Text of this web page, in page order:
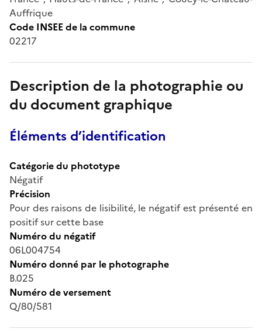
Auffrique
Code INSEE de la commune
02217
Description de la photographie ou
du document graphique
Éléments d’identification
Catégorie du phototype
Négatif
Précision
Pour des raisons de lisibilité, le négatif est présenté en
positif sur cette base
Numéro du négatif
06L004754
Numéro donné par le photographe
B.025
Numéro de versement
Q/80/581